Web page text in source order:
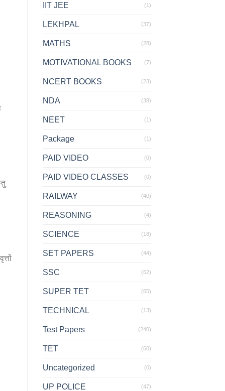
IIT JEE (1)
LEKHPAL (37)
MATHS (28)
MOTIVATIONAL BOOKS (7)
NCERT BOOKS (23)
NDA (38)
NEET (1)
Package (1)
PAID VIDEO (0)
PAID VIDEO CLASSES (0)
RAILWAY (40)
REASONING (4)
SCIENCE (18)
SET PAPERS (44)
SSC (62)
SUPER TET (65)
TECHNICAL (13)
Test Papers (240)
TET (60)
Uncategorized (0)
UP POLICE (47)